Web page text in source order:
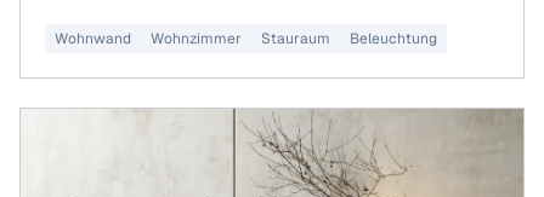
Wohnwand Wohnzimmer Stauraum Beleuchtung